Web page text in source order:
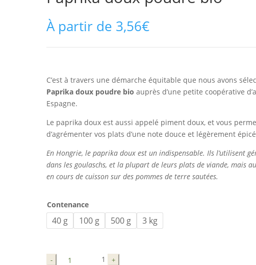
À partir de 3,56€
C’est à travers une démarche équitable que nous avons
Paprika doux poudre bio auprès d’une petite coopérative
Espagne.
Le paprika doux est aussi appelé piment doux, et vous
d’agrémenter vos plats d’une note douce et légèrement
En Hongrie, le paprika doux est un indispensable. Ils l’utilisent
dans les goulaschs, et la plupart de leurs plats de viande, mais
en cours de cuisson sur des pommes de terre sautées.
Contenance
40 g 100 g 500 g 3 kg
Quantité
- 1 +